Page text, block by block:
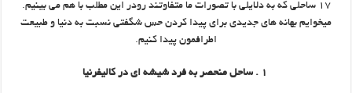
۱۷ ساحلی که به دلایلی با تصورات ما متفاوتند رودر این مطلب با هم می بینیم.
میخوایم بهانه های جدیدی برای پیدا کردن حس شگفتی نسبت به دنیا و طبیعت
اطرافمون پیدا کنیم.